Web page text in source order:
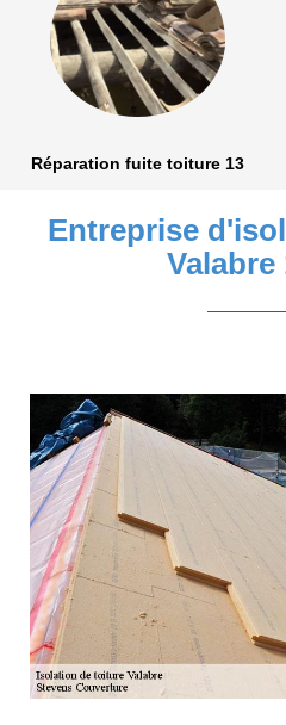
Réparation fuite toiture 13
Entreprise
Valabre